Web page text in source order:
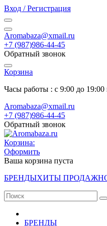
Вход / Регистрация
Aromabaza@xmail.ru
+7 (987)986-44-45
Обратный звонок
Корзина
Часы работы : с 9:00 до 19:00
Aromabaza@xmail.ru
+7 (987)986-44-45
Обратный звонок
Корзина:
Оформить
Ваша корзина пуста
БРЕНДЫХИТЫ ПРОДАЖ
БРЕНДЫ